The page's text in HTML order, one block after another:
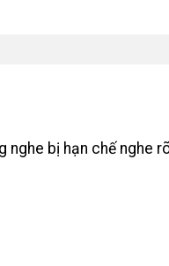
bị hạn chế nghe